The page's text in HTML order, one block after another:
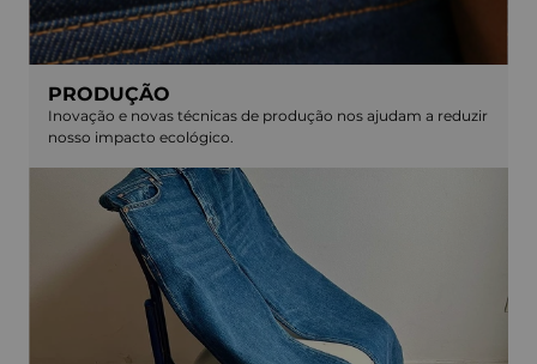
PRODUÇÃO
Inovação e novas técnicas de produção nos ajudam a reduzir
nosso impacto ecológico.